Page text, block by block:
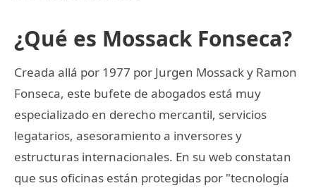
¿Qué es Mossack Fonseca?
Creada allá por 1977 por Jurgen Mossack y Ramon
Fonseca, este bufete de abogados está muy
especializado en derecho mercantil, servicios
legatarios, asesoramiento a inversores y
estructuras internacionales. En su web constatan
que sus oficinas están protegidas por "tecnología